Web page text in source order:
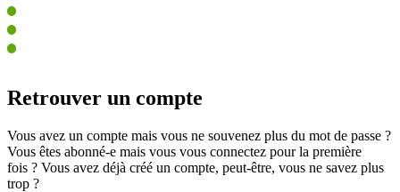
Retrouver un compte
Vous avez un compte mais vous ne souvenez plus du mot de passe ?
Vous êtes abonné-e mais vous vous connectez pour la première
fois ? Vous avez déjà créé un compte, peut-être, vous ne savez plus
trop ?